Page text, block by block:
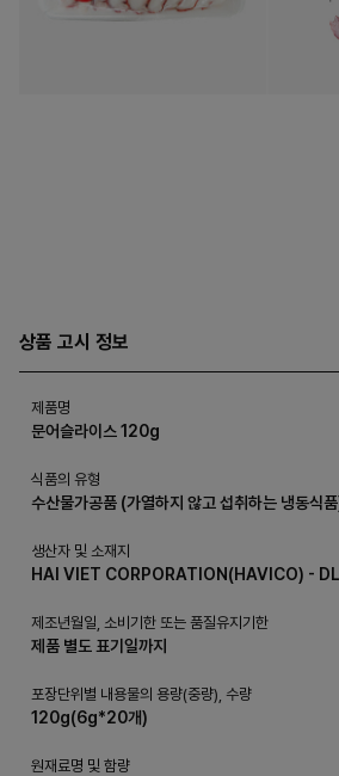
상품 고시 정보
제품명
문어슬라이스 120g
식품의 유형
수산물가공품 (가열하지 않고 섭취하는 냉동식
생산자 및 소재지
HAI VIET CORPORATION(HAVICO) -
제조년월일, 소비기한 또는 품질유지기한
제품 별도 표기일까지
포장단위별 내용물의 용량(중량), 수량
120g(6g*20개)
원재료명 및 함량